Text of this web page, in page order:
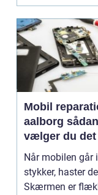
Mobil
aalborg sådan
vælger du det
værksted
Når mobilen går i
stykker, haster
Skærmen er